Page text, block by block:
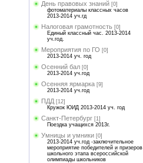
День правовых знаний [0]
фотоматериалы классных часов
2013-2014 уч.гд
Налоговая грамотность [0]
Единый классный час. 2013-2014
уч.год.
Мероприятия по ГО [0]
2013-2014 уч. год
Осенний бал [0]
2013-2014 уч.год
Осенняя ярмарка [9]
2013-2014 уч.год
ПДД [12]
Кружок ЮИД 2013-2014 уч. год
Санкт-Петербург [1]
Поездка учащихся 2013г.
Умницы и умники [0]
2013-2014 уч.год -заключительное
мероприятие победителей и призеров
школьного этапа всероссийской
олимпиады школьников